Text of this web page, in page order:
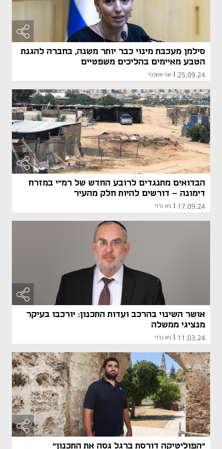
סילמן מעכבת מינוי כבר יותר משנה, בחברה להגנת
הטבע מאיימים בהליכים משפטיים
25.09.24 שני אשכנזי
הבדואים מתנגדים לרובע החדש של רמ"י במזרח
דימונה - דורשים להיות חלק מהעיר
17.09.24 גיא נרדי
אושר השינוי בהרכב ועדות התכנון: יורכבו בעיקר
מנציגי ממשלה
11.03.24 גיא נרדי
"הפוליטיקה דורסת ברגל גסה את התכנון"